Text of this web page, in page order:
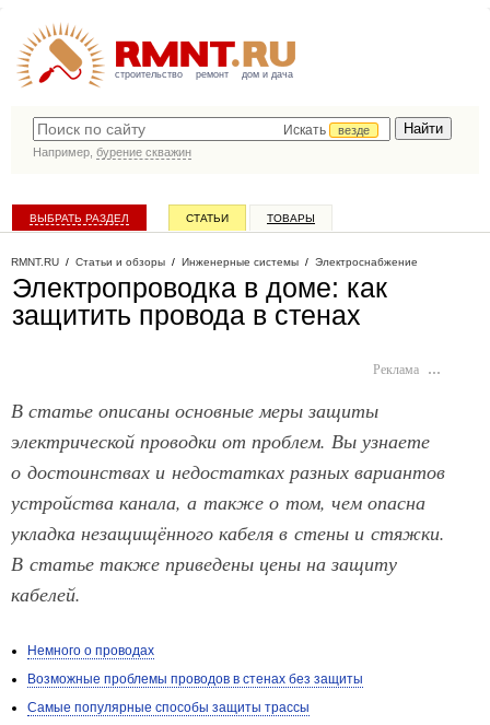
строительство ремонт дом и дача
Искать
везде
Например, бурение скважин
ВЫБРАТЬ РАЗДЕЛ СТАТЬИ ТОВАРЫ
RMNT.RU / Статьи и обзоры / Инженерные системы / Электроснабжение
Электропроводка в доме: как
защитить провода в стенах
Реклама …
В статье описаны основные меры защиты
электрической проводки от проблем. Вы узнаете
о достоинствах и недостатках разных вариантов
устройства канала, а также о том, чем опасна
укладка незащищённого кабеля в стены и стяжки.
В статье также приведены цены на защиту
кабелей.
Немного о проводах
Возможные проблемы проводов в стенах без защиты
Самые популярные способы защиты трассы